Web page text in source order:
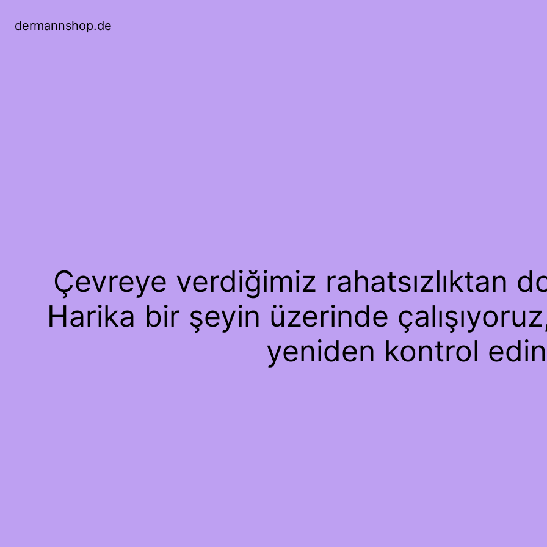
dermannshop.de
Çevreye verdiğimiz rahatsızlıktan
Harika bir şeyin üzerinde
yeniden kontrol